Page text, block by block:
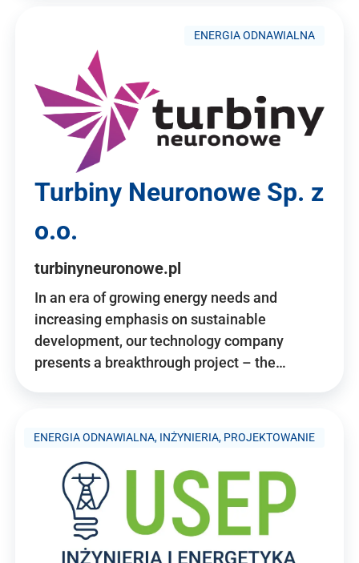
ENERGIA ODNAWIALNA
Turbiny Neuronowe Sp. z
o.o.
turbinyneuronowe.pl
In an era of growing energy needs and
increasing emphasis on sustainable
development, our technology company
presents a breakthrough project – the…
ENERGIA ODNAWIALNA, INŻYNIERIA, PROJEKTOWANIE